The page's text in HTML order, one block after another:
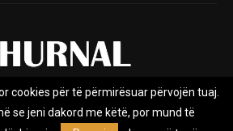
Impresumi Marketing
Privacy Policy
cookies për të përmirësuar përvojën tuaj.
se jeni dakord me këtë, por mund të